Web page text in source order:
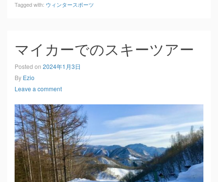
Tagged with: ウィンタースポーツ
マイカーでのスキーツアー
Posted on 2024年1月3日
By Ezio
Leave a comment